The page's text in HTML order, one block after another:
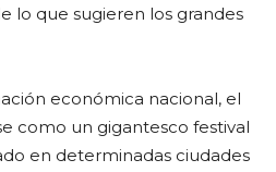
lo que sugieren los grandes
económica nacional, el
como un gigantesco festival
en determinadas ciudades